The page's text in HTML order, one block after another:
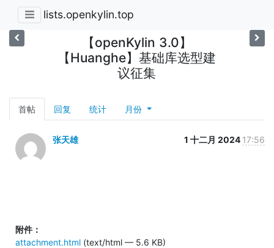
lists.openkylin.top
【openKylin 3.0】
【Huanghe】基础库选型建
议征集
首帖 回复 统计 月份
张天雄 1 十二月 2024 17:56
附件：
attachment.html (text/html — 5.6 KB)